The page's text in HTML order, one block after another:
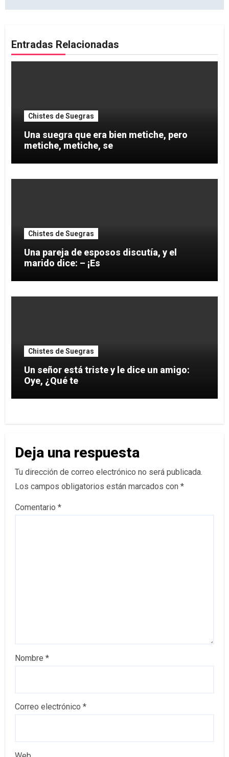
Entradas Relacionadas
Chistes de Suegras
Una suegra que era bien metiche, pero
metiche, metiche, se
Chistes de Suegras
Una pareja de esposos discutía, y el
marido dice: – ¡Es
Chistes de Suegras
Un señor está triste y le dice un amigo:
Oye, ¿Qué te
Deja una respuesta
Tu dirección de correo electrónico no será publicada.
Los campos obligatorios están marcados con *
Comentario *
Nombre *
Correo electrónico *